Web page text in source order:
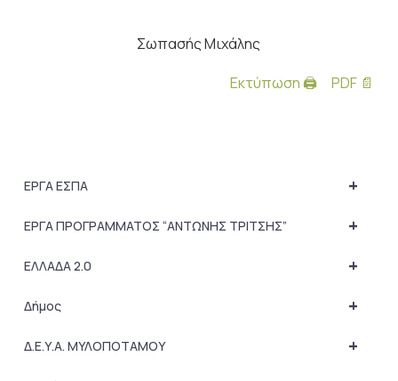
Σωπασής Μιχάλης
Εκτύπωση 🖨
PDF 📄
+
ΕΡΓΑ ΕΣΠΑ
+
ΕΡΓΑ ΠΡΟΓΡΑΜΜΑΤΟΣ “ΑΝΤΩΝΗΣ ΤΡΙΤΣΗΣ”
+
ΕΛΛΑΔΑ 2.0
+
Δήμος
+
Δ.Ε.Υ.Α. ΜΥΛΟΠΟΤΑΜΟΥ